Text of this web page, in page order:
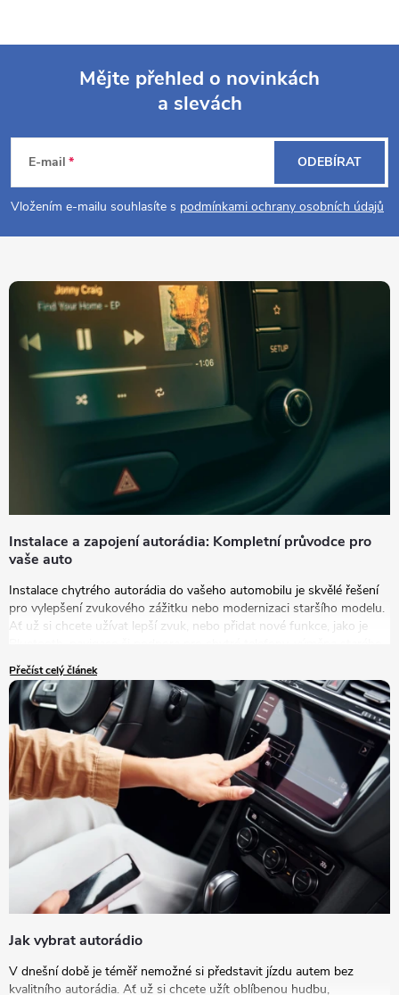
p
t
Mějte přehled o novinkách
a slevách
E-mail
Vložením e-mailu souhlasíte s podmínkami ochrany osobních údajů
ODEBÍRAT
Instalace a zapojení autorádia: Kompletní průvodce pro
vaše auto
Instalace chytrého autorádia do vašeho automobilu je skvělé řešení
pro vylepšení zvukového zážitku nebo modernizaci staršího modelu.
Ať už si chcete užívat lepší zvuk, nebo přidat nové funkce, jako je
autorádia za nový model je tou správnou volbou.
Přečíst celý článek
Jak vybrat autorádio
V dnešní době je téměř nemožné si představit jízdu autem bez
kvalitního autorádia. Ať už si chcete užít oblíbenou hudbu,